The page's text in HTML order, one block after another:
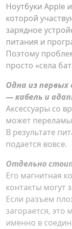
Ноутбуки Apple
которой
зарядное
питания и
Поэтому
просто «села
Одна из
— кабель и
Аксессуары со
может
В результате
подается вовсе.
Отдельно
Его магнитная
контакты могут
Если разъем
загорается,
именно в